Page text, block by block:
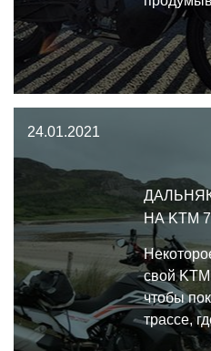
собой
просто
куда
24.01.2021
НА KTM
свой
чтобы
трассе,